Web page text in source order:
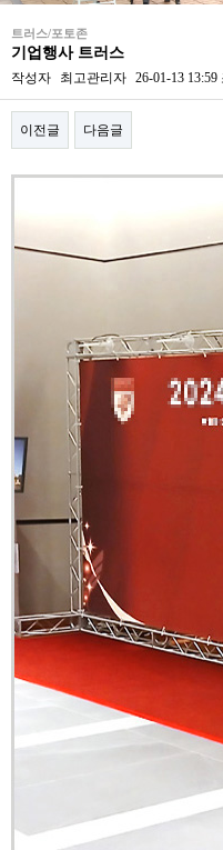
트러스/포토존
기업행사 트러스
작성자 최고관리자 26-01-13 13:59
이전글 다음글
본문